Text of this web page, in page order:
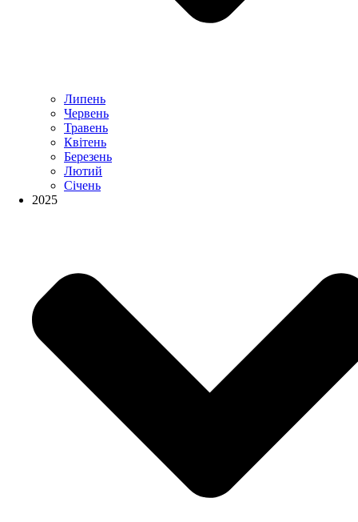
Липень
Червень
Травень
Квітень
Березень
Лютий
Січень
2025